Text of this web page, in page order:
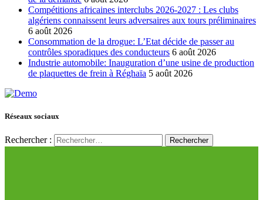
Compétitions africaines interclubs 2026-2027 : Les clubs
algériens connaissent leurs adversaires aux tours préliminaires
6 août 2026
Consommation de la drogue: L’Etat décide de passer au
contrôles sporadiques des conducteurs 6 août 2026
Industrie automobile: Inauguration d’une usine de production
de plaquettes de frein à Réghaïa 5 août 2026
Réseaux sociaux
Rechercher :